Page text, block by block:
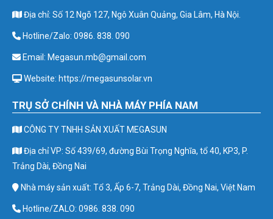
Địa chỉ: Số 12 Ngõ 127, Ngô Xuân Quảng, Gia Lâm, Hà Nội.
Hotline/Zalo: 0986. 838. 090
Email: Megasun.mb@gmail.com
Website: https://megasunsolar.vn
TRỤ SỞ CHÍNH VÀ NHÀ MÁY PHÍA NAM
CÔNG TY TNHH SẢN XUẤT MEGASUN
Địa chỉ VP: Số 439/69, đường Bùi Trọng Nghĩa, tổ 40, KP3, P.
Trảng Dài, Đồng Nai
Nhà máy sản xuất: Tổ 3, Ấp 6-7, Trảng Dài, Đồng Nai, Việt Nam
Hotline/ZALO: 0986. 838. 090